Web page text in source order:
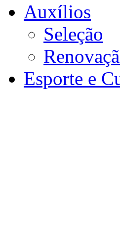
Auxílios
Seleção
Esporte e